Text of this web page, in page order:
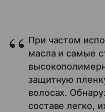
При частом
масла и самые
защитную
волосах.
составе легко,